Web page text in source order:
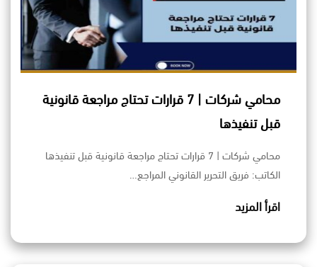
محامي شركات | 7 قرارات تحتاج مراجعة قانونية
قبل تنفيذها
محامي شركات | 7 قرارات تحتاج مراجعة قانونية قبل تنفيذها
الكاتب: فريق التحرير القانوني المراجع…
اقرأ المزيد